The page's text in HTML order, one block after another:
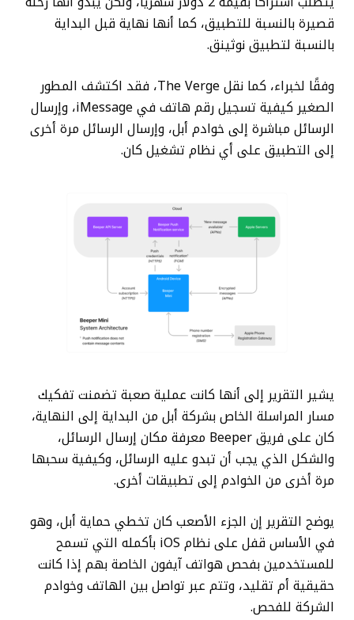
قصيرة بالنسبة للتطبيق، كما أنها نهاية قبل البداية
بالنسبة لتطبيق نوثينق.
وفقًا لخبراء، كما نقل The Verge، فقد اكتشف المطور
الصغير كيفية تسجيل رقم هاتف في iMessage، وإرسال
الرسائل مباشرة إلى خوادم أبل، وإرسال الرسائل مرة أخرى
إلى التطبيق على أي نظام تشغيل كان.
يشير التقرير إلى أنها كانت عملية صعبة تضمنت تفكيك
مسار المراسلة الخاص بشركة أبل من البداية إلى النهاية،
كان على فريق Beeper معرفة مكان إرسال الرسائل،
والشكل الذي يجب أن تبدو عليه الرسائل، وكيفية سحبها
مرة أخرى من الخوادم إلى تطبيقات أخرى.
يوضح التقرير إن الجزء الأصعب كان تخطي حماية أبل، وهو
في الأساس قفل على نظام iOS بأكمله التي تسمح
للمستخدمين بفحص هواتف آيفون الخاصة بهم إذا كانت
حقيقية أم تقليد، وتتم عبر تواصل بين الهاتف وخوادم
الشركة للفحص.